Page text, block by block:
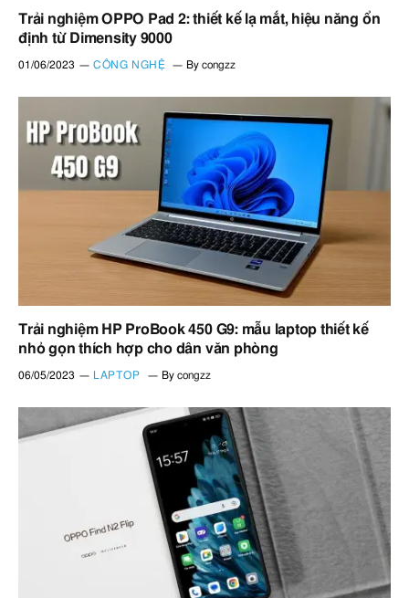
Trải nghiệm OPPO Pad 2: thiết kế lạ mắt, hiệu năng ổn
định từ Dimensity 9000
01/06/2023 CÔNG NGHỆ By congzz
Trải nghiệm HP ProBook 450 G9: mẫu laptop thiết kế
nhỏ gọn thích hợp cho dân văn phòng
06/05/2023 LAPTOP By congzz